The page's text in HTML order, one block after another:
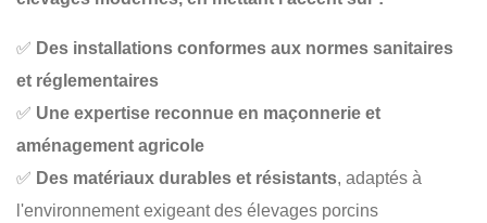
✅ Des installations conformes aux normes sanitaires
et réglementaires
✅ Une expertise reconnue en maçonnerie et
aménagement agricole
✅ Des matériaux durables et résistants, adaptés à
l'environnement exigeant des élevages porcins